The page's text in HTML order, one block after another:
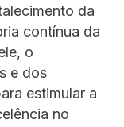
da
contínua da
o
e dos
estimular a
no